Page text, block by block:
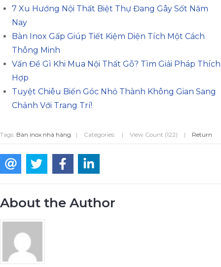
7 Xu Hướng Nội Thất Biệt Thự Đang Gây Sốt Năm
Nay
Bàn Inox Gấp Giúp Tiết Kiệm Diện Tích Một Cách
Thông Minh
Vấn Đề Gì Khi Mua Nội Thất Gỗ? Tìm Giải Pháp Thích
Hợp
Tuyệt Chiêu Biến Góc Nhỏ Thành Không Gian Sang
Chảnh Với Trang Trí!
Tags: Bàn inox nhà hàng | Categories: | View Count (122) | Return
About the Author